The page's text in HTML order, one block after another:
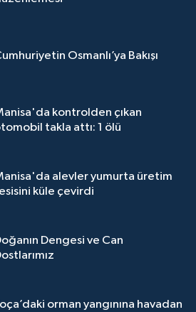
Osmanlı’ya Bakışı
kontrolden çıkan
takla attı: 1 ölü
alevler yumurta üretim
küle çevirdi
Dengesi ve Can
orman yangınına havadan